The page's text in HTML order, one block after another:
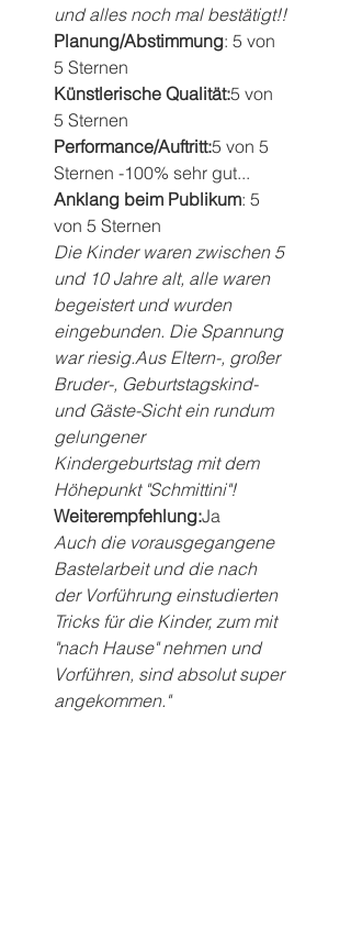
und alles noch mal bestätigt!!
Planung/Abstimmung: 5 von
5 Sternen
Künstlerische Qualität:5 von
5 Sternen
Performance/Auftritt:5 von 5
Sternen -100% sehr gut...
Anklang beim Publikum: 5
von 5 Sternen
Die Kinder waren zwischen 5
und 10 Jahre alt, alle waren
begeistert und wurden
eingebunden. Die Spannung
war riesig.Aus Eltern-, großer
Bruder-, Geburtstagskind-
und Gäste-Sicht ein rundum
gelungener
Kindergeburtstag mit dem
Höhepunkt "Schmittini"!
Weiterempfehlung:Ja
Auch die vorausgegangene
Bastelarbeit und die nach
der Vorführung einstudierten
Tricks für die Kinder, zum mit
"nach Hause" nehmen und
Vorführen, sind absolut super
angekommen."